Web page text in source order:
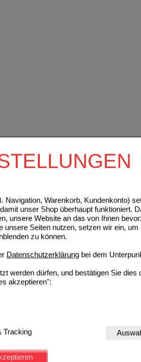
Navigation, Warenkorb, Kundenkonto)
unser Shop überhaupt funktioniert.
unsere Website an das von Ihnen
unsere Seiten nutzen, setzen wir ein, um
zu können.
Datenschutzerklärung bei dem
werden dürfen, und bestätigen Sie dies
akzeptieren":
die für die Grundfunktionen unserer
weshalb auf diese nicht verzichtet
noch ansprechender zu
Tracking